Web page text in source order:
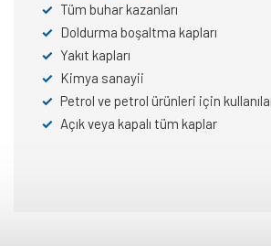
✓ Tüm buhar kazanları
✓ Doldurma boşaltma kapları
✓ Yakıt kapları
✓ Kimya sanayii
✓ Petrol ve petrol ürünleri için
✓ Açık veya kapalı tüm kaplar